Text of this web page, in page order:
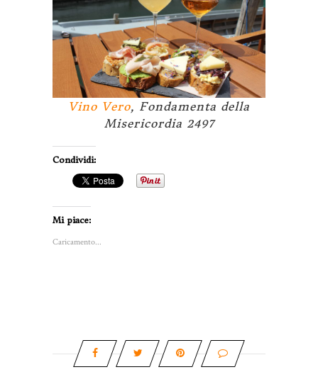
Vino Vero, Fondamenta della
Misericordia 2497
Condividi:
Mi piace:
Caricamento...